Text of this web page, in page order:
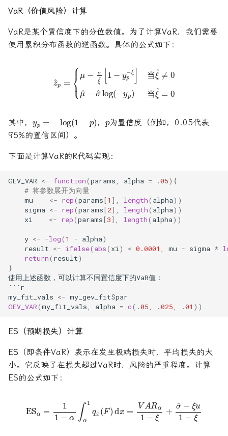
VaR（价值风险）计算
VaR是某个置信度下的分位数值。为了计算VaR，我们需要
使用累积分布函数的逆函数。具体的公式如下：
当
当
当
当
^ σ yp 当
≠0 ^ p) ξ ^=
其中，
log −p
，
为置信度（例如，0.05代表
95%的置信区间）。
下面是计算VaR的R代码实现：
GEV_VAR <- function(params alpha = .05){
# 将参数展开为向量
mu
<- rep(params[1 ], length( alpha))
sigma <- rep(params[2], length( alpha))
xi
<- rep(params[3], length( alpha))
y <- -log( 1 - alpha)
result <- ifelse( abs( xi ) < 0.0001 mu - sigma *
return( result)
}
使用上述函数，可以计算不同置信度下的VaR值
`` ` r
my_fit_vals <- my_gev_fit$par
GEV_VAR(my_fit_vals alpha = c( .05 .025 .01 ))
ES（预期损失）计算
ES （即条件VaR）表示在发生极端损失时，平均损失的大
小。它反映了在损失超过VaR时，风险的严重程度。计算
ES的公式如下：
α 1q Rα 1−ξ −ξ 1−ξ